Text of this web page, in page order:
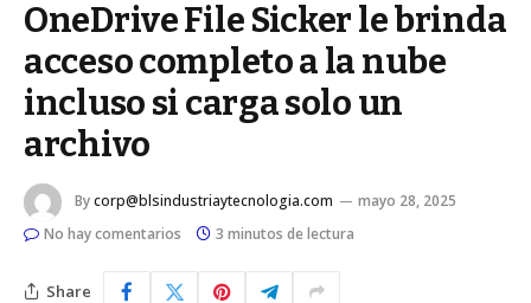
OneDrive File Sicker le brinda
acceso completo a la nube
incluso si carga solo un
archivo
Bycorp@blsindustriaytecnologia.com
mayo 28, 2025
No hay comentarios
3 minutos de lectura
Share